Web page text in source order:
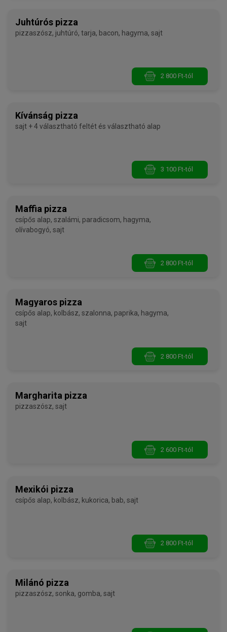
Juhtúrós pizza
pizzaszósz, juhtúró, tarja, bacon, hagyma, sajt
2 800 Ft-tól
Kívánság pizza
sajt + 4 választható feltét és választható alap
3 100 Ft-tól
Maffia pizza
csípős alap, szalámi, paradicsom, hagyma,
olívabogyó, sajt
2 800 Ft-tól
Magyaros pizza
csípős alap, kolbász, szalonna, paprika, hagyma,
sajt
2 800 Ft-tól
Margharita pizza
pizzaszósz, sajt
2 600 Ft-tól
Mexikói pizza
csípős alap, kolbász, kukorica, bab, sajt
2 800 Ft-tól
Milánó pizza
pizzaszósz, sonka, gomba, sajt